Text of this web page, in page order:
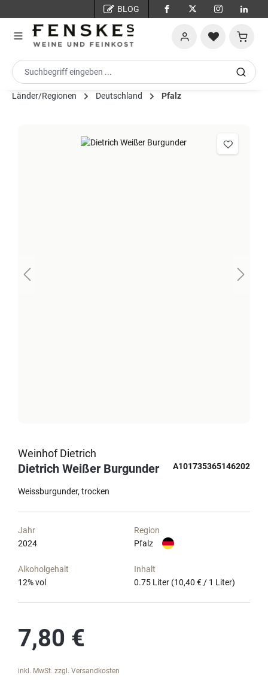
BLOG
Länder/Regionen Deutschland Pfalz
Weinhof Dietrich
Dietrich Weißer Burgunder A101735365146202
Weissburgunder trocken
Jahr
2024
Region
Pfalz
Alkoholgehalt
12% vol
Inhalt
0.75 Liter (10,40 € / 1 Liter)
7,80 €
inkl. MwSt. zzgl. Versandkosten